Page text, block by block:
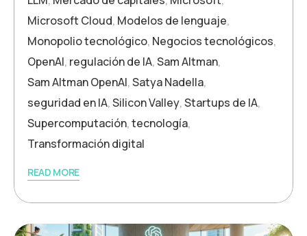
Microsoft Cloud, Modelos de lenguaje,
Monopolio tecnológico, Negocios tecnológicos,
OpenAI, regulación de IA,Sam Altman,
Sam Altman OpenAI,Satya Nadella,
seguridad en IA,Silicon Valley,Startups de IA,
Supercomputación,tecnología,
Transformación digital
READ MORE